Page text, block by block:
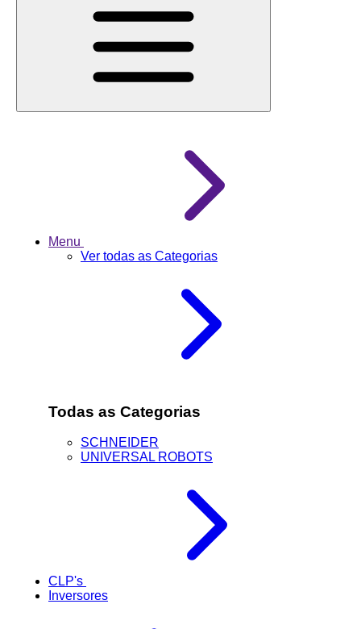
Menu
Ver todas as Categorias
Todas as Categorias
SCHNEIDER
UNIVERSAL ROBOTS
CLP's
Inversores